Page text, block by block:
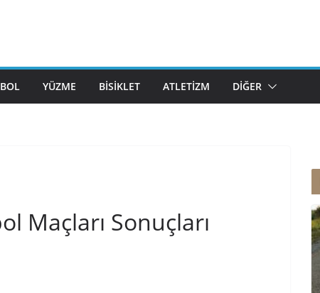
YÜZME BISIKLET ATLETIZM DIĞER
Maçları Sonuçları